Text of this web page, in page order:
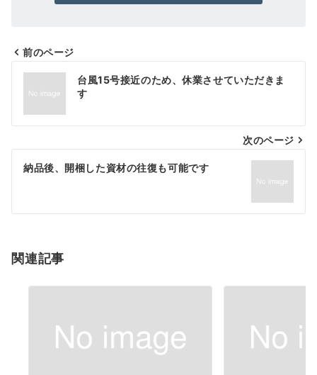
投
ナ
ビ
ゲ
シ
ン
前のページ
台風15号接近のため、休業させていただきま
す
次のページ
納品後、開梱した資材の往復も可能です
関連記事